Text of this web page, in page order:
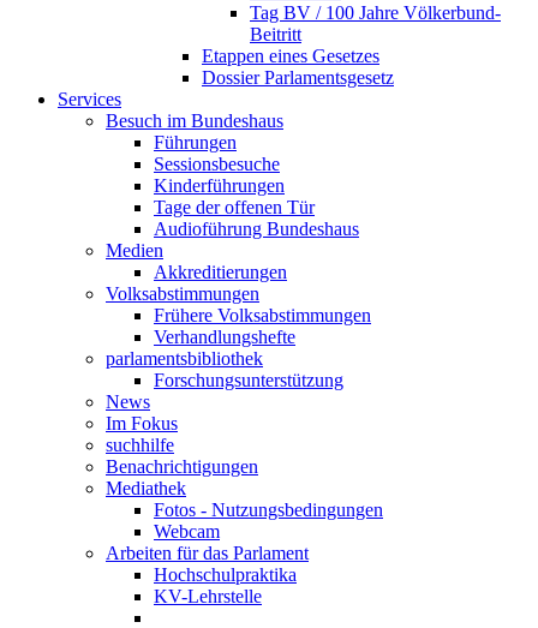
Tag BV / 100 Jahre Völkerbund-
Beitritt
Etappen eines Gesetzes
Dossier Parlamentsgesetz
Services
Besuch im Bundeshaus
Führungen
Sessionsbesuche
Kinderführungen
Tage der offenen Tür
Audioführung Bundeshaus
Medien
Akkreditierungen
Volksabstimmungen
Frühere Volksabstimmungen
Verhandlungshefte
parlamentsbibliothek
Forschungsunterstützung
News
Im Fokus
suchhilfe
Benachrichtigungen
Mediathek
Fotos - Nutzungsbedingungen
Webcam
Arbeiten für das Parlament
Hochschulpraktika
KV-Lehrstelle